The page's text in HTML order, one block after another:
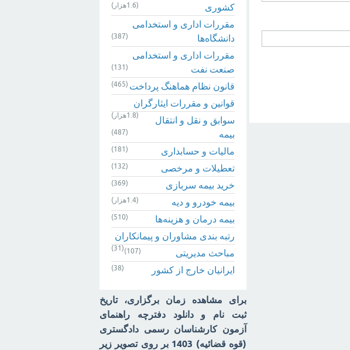
کشوری
(1.6هزار)
مقررات اداری و استخدامی
دانشگاه‌ها
(387)
مقررات اداری و استخدامی
صنعت نفت
(131)
قانون نظام هماهنگ پرداخت (465)
قوانین و مقررات ایثارگران
(1.8هزار)
سوابق و نقل و انتقال
بیمه‌
(487)
مالیات و حسابداری (181)
تعطیلات و مرخصی (132)
خرید بیمه سربازی (369)
بیمه خودرو و دیه (1.4هزار)
بیمه درمان و هزینه‌ها (510)
رتبه بندی مشاوران و پیمانکاران
(31) مباحث مدیریتی (107)
ایرانیان خارج از کشور (38)
برای مشاهده زمان برگزاری، تاریخ
ثبت نام و دانلود دفترچه راهنمای
آزمون کارشناسان رسمی دادگستری
(قوه قضائیه) 1403 بر روی تصویر زیر